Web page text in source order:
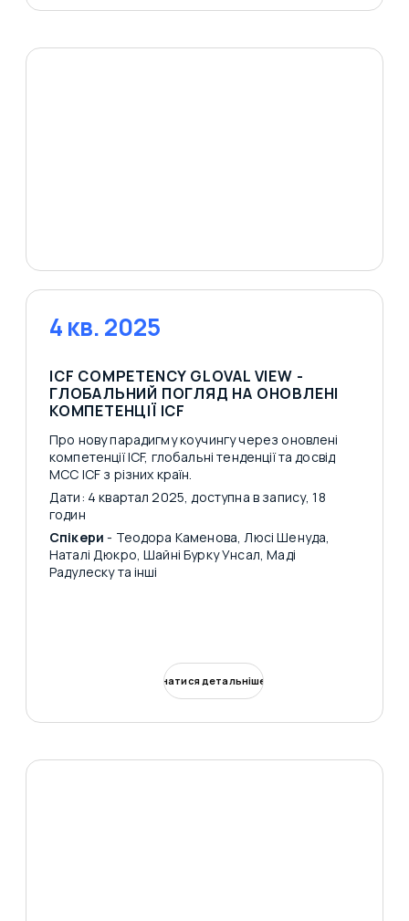
4 кв. 2025
ICF COMPETENCY GLOVAL VIEW -
ГЛОБАЛЬНИЙ ПОГЛЯД НА ОНОВЛЕНІ
КОМПЕТЕНЦІЇ ICF
Про нову парадигму коучингу через оновлені
компетенції ICF, глобальні тенденції та досвід
MCC ICF з різних країн.
Дати: 4 квартал 2025, доступна в запису, 18
годин
Спікери - Теодора Каменова, Люсі Шенуда,
Наталі Дюкро, Шайні Бурку Унсал, Маді
Радулеску та інші
Дізнатися детальніше